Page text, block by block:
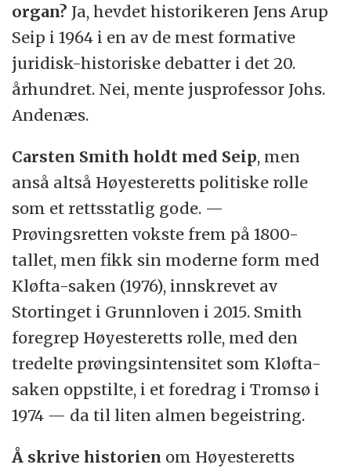
organ? Ja, hevdet historikeren Jens Arup
Seip i 1964 i en av de mest formative
juridisk-historiske debatter i det 20.
århundret. Nei, mente jusprofessor Johs.
Andenæs.
Carsten Smith holdt med Seip, men
anså altså Høyesteretts politiske rolle
som et rettsstatlig gode. —
Prøvingsretten vokste frem på 1800-
tallet, men fikk sin moderne form med
Kløfta-saken (1976), innskrevet av
Stortinget i Grunnloven i 2015. Smith
foregrep Høyesteretts rolle, med den
tredelte prøvingsintensitet som Kløfta-
saken oppstilte, i et foredrag i Tromsø i
1974 — da til liten almen begeistring.
Å skrive historien om Høyesteretts